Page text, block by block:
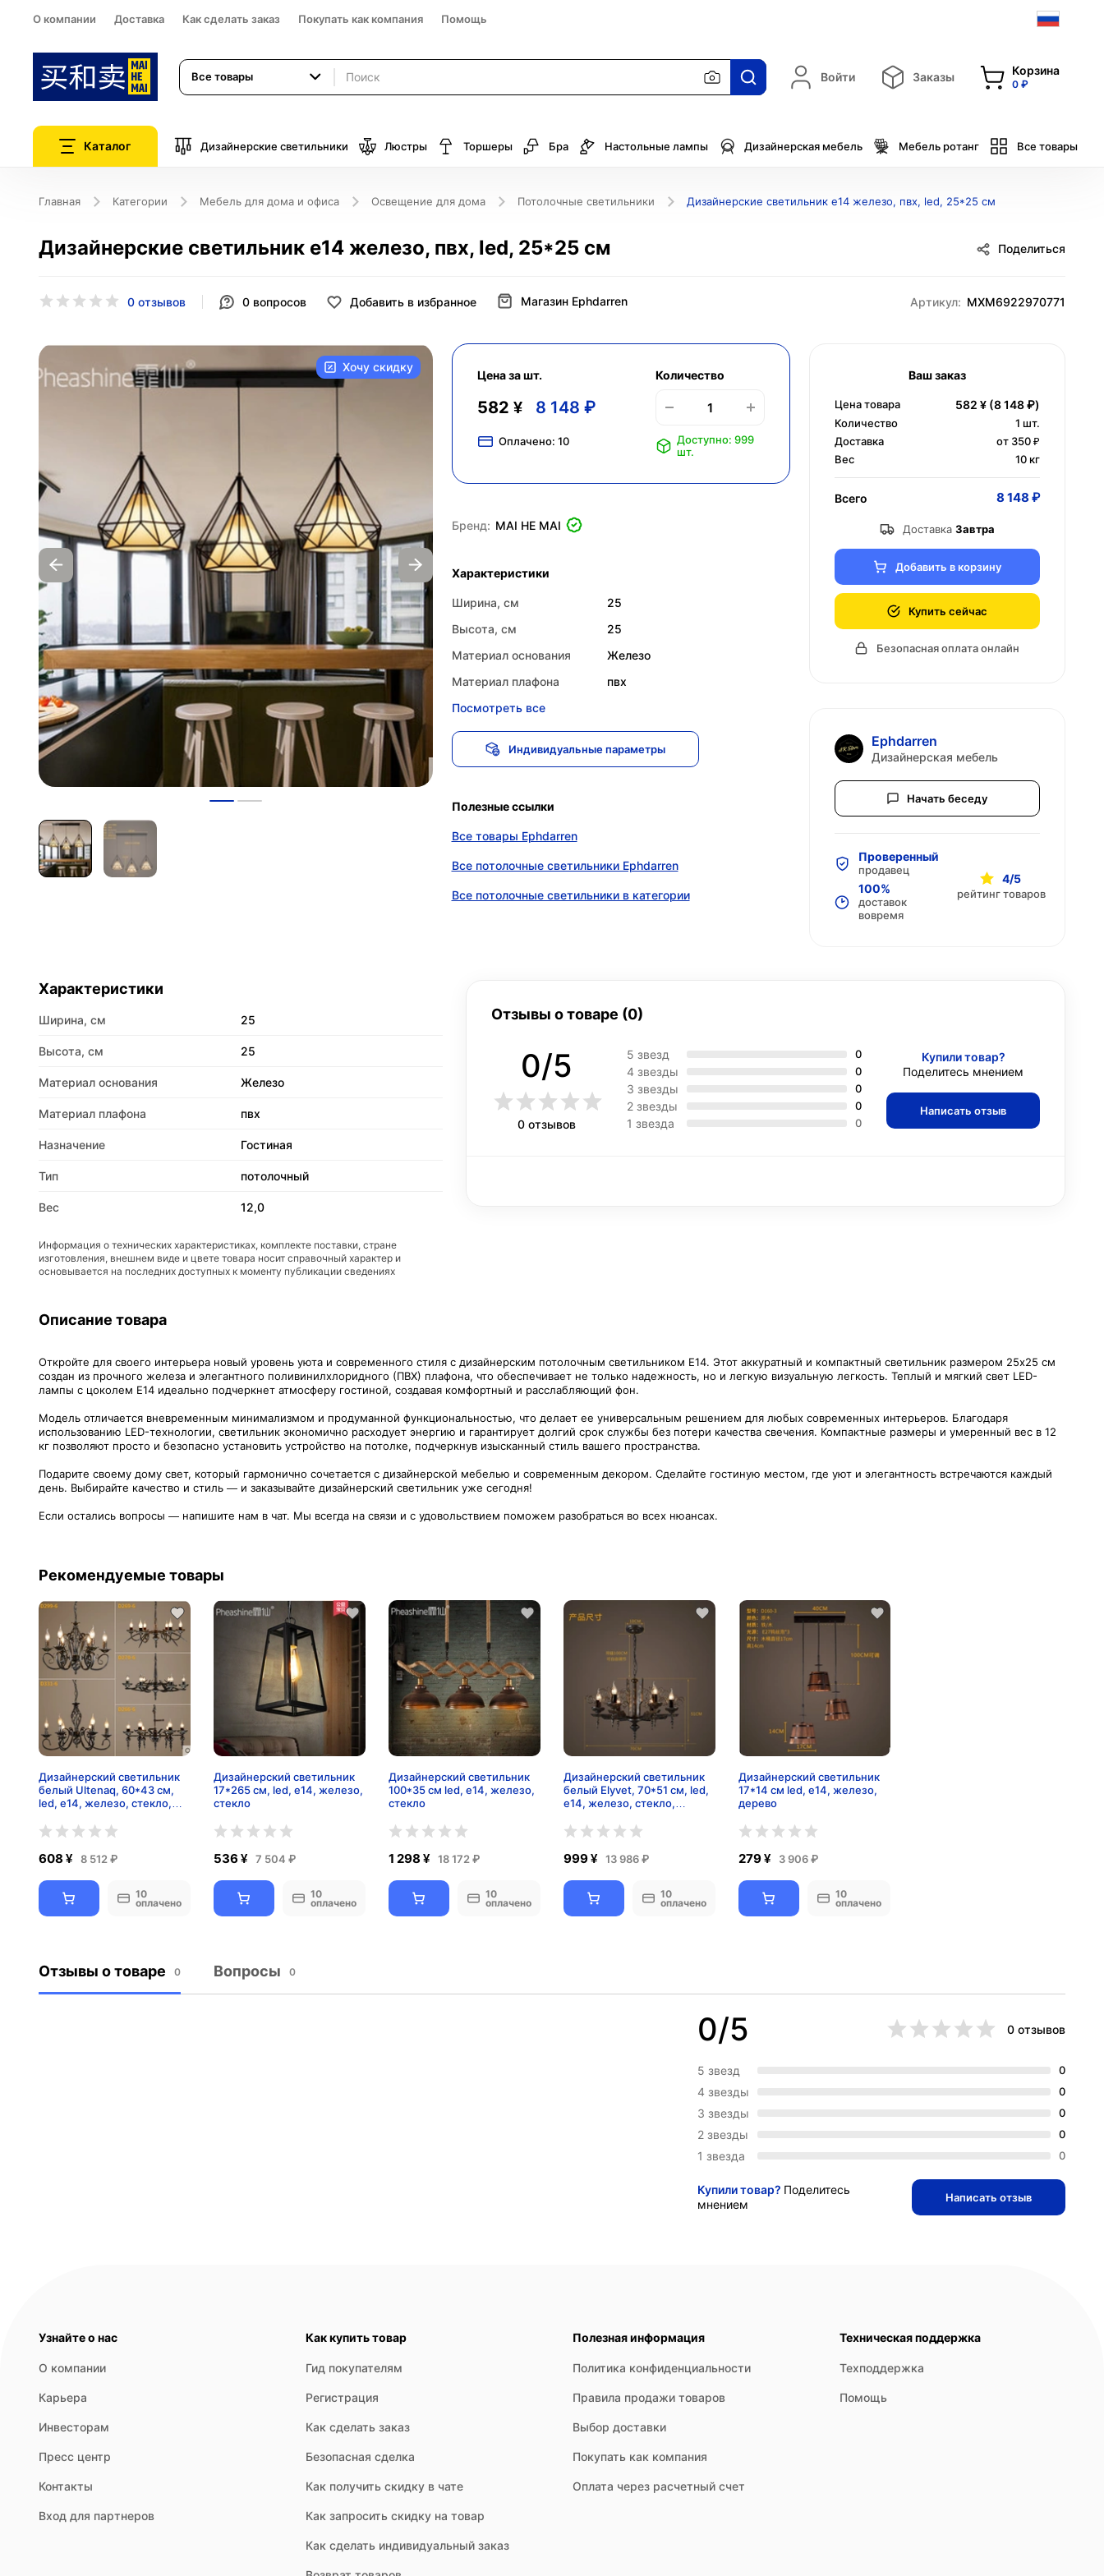
О компании Доставка Как сделать заказ Покупать как компания Помощь
Все товары Войти Заказы Корзина
0 ₽
Каталог Дизайнерские светильники Люстры Торшеры Бра Настольные лампы Дизайнерская мебель Мебель ротанг Все товары
Главная Категории Мебель для дома и офиса Освещение для дома Потолочные светильники Дизайнерские светильник e14 железо, пвх, led, 25*25 см
Дизайнерские светильник e14 железо, пвх, led, 25*25 см
0 отзывов 0 вопросов Добавить в избранное
Поделиться
Магазин Ephdarren Артикул: MXM6922970771
Хочу скидку
Цена за шт.
582 ¥ 8 148 ₽
Оплачено: 10
Количество
Доступно: 999
шт.
Бренд: MAI HE MAI
Характеристики
Ширина, см
25
Высота, см
25
Материал основания
Железо
Материал плафона
пвх
Посмотреть все
Индивидуальные параметры
Полезные ссылки
Все товары Ephdarren
Все потолочные светильники Ephdarren
Все потолочные светильники в категории
Ваш заказ
Цена товара 582 ¥ (8 148 ₽)
Количество 1 шт.
Доставка
от 350 ₽
Вес
10 кг
Всего 8 148 ₽
Доставка Завтра
Добавить в корзину
Купить сейчас
Безопасная оплата онлайн
Ephdarren
Дизайнерская мебель
Начать беседу
Проверенный
продавец
100%
доставок
вовремя
4/5
рейтинг товаров
Характеристики
Ширина, см 25
Высота, см 25
Материал основания Железо
Материал плафона пвх
Назначение Гостиная
Тип потолочный
Вес 12,0
Информация о технических характеристиках, комплекте поставки, стране
изготовления, внешнем виде и цвете товара носит справочный характер и
основывается на последних доступных к моменту публикации сведениях
Отзывы о товаре (0)
0/5
0 отзывов
5 звезд 0
4 звезды 0
3 звезды 0
2 звезды 0
1 звезда 0
Купили товар?
Поделитесь мнением
Написать отзыв
Описание товара
Откройте для своего интерьера новый уровень уюта и современного стиля с дизайнерским потолочным светильником E14. Этот аккуратный и компактный светильник размером 25х25 см
создан из прочного железа и элегантного поливинилхлоридного (ПВХ) плафона, что обеспечивает не только надежность, но и легкую визуальную легкость. Теплый и мягкий свет LED-
лампы с цоколем E14 идеально подчеркнет атмосферу гостиной, создавая комфортный и расслабляющий фон.
Модель отличается вневременным минимализмом и продуманной функциональностью, что делает ее универсальным решением для любых современных интерьеров. Благодаря
использованию LED-технологии, светильник экономично расходует энергию и гарантирует долгий срок службы без потери качества свечения. Компактные размеры и умеренный вес в 12
кг позволяют просто и безопасно установить устройство на потолке, подчеркнув изысканный стиль вашего пространства.
Подарите своему дому свет, который гармонично сочетается с дизайнерской мебелью и современным декором. Сделайте гостиную местом, где уют и элегантность встречаются каждый
день. Выбирайте качество и стиль — и заказывайте дизайнерский светильник уже сегодня!
Если остались вопросы — напишите нам в чат. Мы всегда на связи и с удовольствием поможем разобраться во всех нюансах.
Рекомендуемые товары
Дизайнерский светильник
белый Ultenaq, 60*43 см,
led, e14, железо, стекло,
608 ¥ 8 512 ₽
10
оплачено
Дизайнерский светильник
17*265 см, led, e14, железо,
стекло
536 ¥ 7 504 ₽
10
оплачено
Дизайнерский светильник
100*35 см led, e14, железо,
стекло
1 298 ¥ 18 172 ₽
10
оплачено
Дизайнерский светильник
белый Elyvet, 70*51 см, led,
e14, железо, стекло,
999 ¥ 13 986 ₽
10
оплачено
Дизайнерский светильник
17*14 см led, e14, железо,
дерево
279 ¥ 3 906 ₽
10
оплачено
Отзывы о товаре 0 Вопросы 0
0/5 0 отзывов
5 звезд 0
4 звезды 0
3 звезды 0
2 звезды 0
1 звезда 0
Купили товар? Поделитесь
мнением
Написать отзыв
Узнайте о нас
О компании
Карьера
Инвесторам
Пресс центр
Контакты
Вход для партнеров
Как купить товар
Гид покупателям
Регистрация
Как сделать заказ
Безопасная сделка
Как получить скидку в чате
Как запросить скидку на товар
Как сделать индивидуальный заказ
Полезная информация
Политика конфиденциальности
Правила продажи товаров
Выбор доставки
Покупать как компания
Оплата через расчетный счет
Техническая поддержка
Техподдержка
Помощь